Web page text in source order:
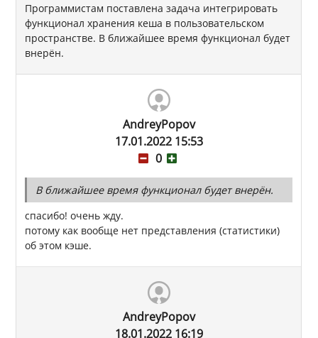
Программистам поставлена задача интегрировать
функционал хранения кеша в пользовательском
пространстве. В ближайшее время функционал будет
внерён.
AndreyPopov
17.01.2022 15:53
0
В ближайшее время функционал будет внерён.
спасибо! очень жду.
потому как вообще нет представления (статистики)
об этом кэше.
AndreyPopov
18.01.2022 16:19